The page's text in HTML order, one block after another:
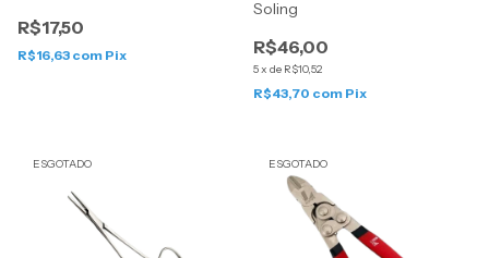
R$17,50
R$16,63 com Pix
Soling
R$46,00
5x de R$10,52
R$43,70 com Pix
ESGOTADO ESGOTADO